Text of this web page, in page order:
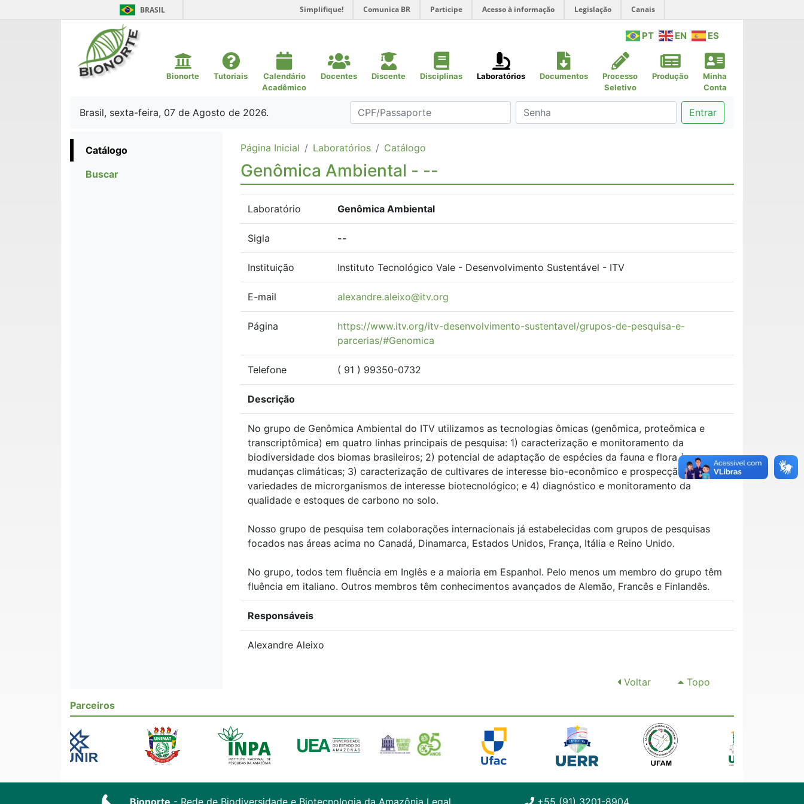
BRASIL Simplifique! Comunica BR Participe Acesso à informação Legislação Canais
PT EN ES
Bionorte Tutoriais
Calendário
Acadêmico
Docentes Discente Disciplinas Laboratórios Documentos
Processo
Seletivo
Produção
Minha
Conta
Brasil, sexta-feira, 07 de Agosto de 2026. Entrar
Catálogo
Buscar
Página Inicial Laboratórios Catálogo
Genômica Ambiental - --
Laboratório Genômica Ambiental
Sigla --
Instituição Instituto Tecnológico Vale - Desenvolvimento Sustentável - ITV
E-mail alexandre.aleixo@itv.org
Página
https://www.itv.org/itv-desenvolvimento-sustentavel/grupos-de-pesquisa-e-
parcerias/#Genomica
Telefone ( 91 ) 99350-0732
Descrição
No grupo de Genômica Ambiental do ITV utilizamos as tecnologias ômicas (genômica, proteômica e
transcriptômica) em quatro linhas principais de pesquisa: 1) caracterização e monitoramento da
biodiversidade dos biomas brasileiros; 2) potencial de adaptação de espécies da fauna e flora às
mudanças climáticas; 3) caracterização de cultivares de interesse bio-econômico e prospecção de
variedades de microrganismos de interesse biotecnológico; e 4) diagnóstico e monitoramento da
qualidade e estoques de carbono no solo.
Nosso grupo de pesquisa tem colaborações internacionais já estabelecidas com grupos de pesquisas
focados nas áreas acima no Canadá, Dinamarca, Estados Unidos, França, Itália e Reino Unido.
No grupo, todos tem fluência em Inglês e a maioria em Espanhol. Pelo menos um membro do grupo têm
fluência em italiano. Outros membros têm conhecimentos avançados de Alemão, Francês e Finlandês.
Responsáveis
Alexandre Aleixo
Voltar
Topo
Parceiros
Bionorte - Rede de Biodiversidade e Biotecnologia da Amazônia Legal +55 (91) 3201-8904